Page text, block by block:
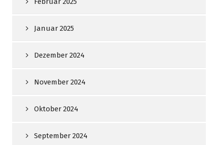
Januar 2025
Dezember 2024
November 2024
Oktober 2024
September 2024